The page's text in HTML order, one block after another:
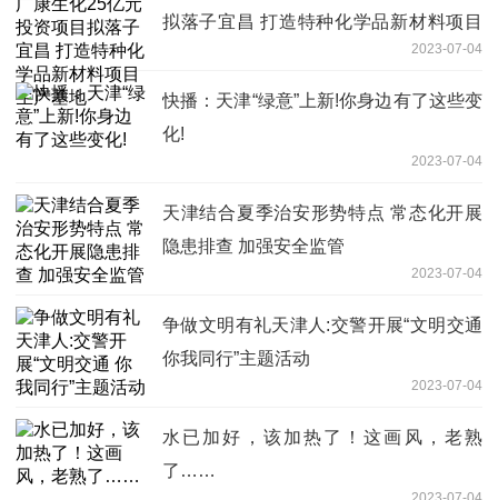
拟落子宜昌 打造特种化学品新材料项目
2023-07-04
快播：天津“绿意”上新!你身边有了这些变
化!
2023-07-04
天津结合夏季治安形势特点 常态化开展
隐患排查 加强安全监管
2023-07-04
争做文明有礼天津人:交警开展“文明交通
你我同行”主题活动
2023-07-04
水已加好，该加热了！这画风，老熟
了……